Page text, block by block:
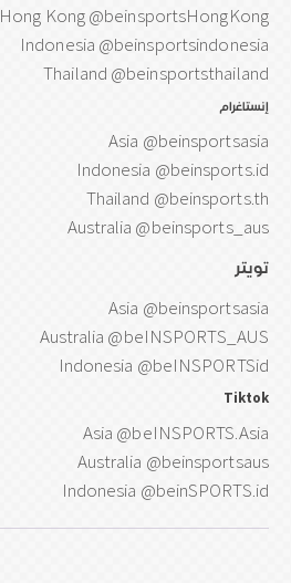
Hong Kong @beinsportsHongKong
Indonesia @beinsportsindonesia
Thailand @beinsportsthailand
إنستاغرام
Asia @beinsportsasia
Indonesia @beinsports.id
Thailand @beinsports.th
Australia @beinsports_aus
تويتر
Asia @beinsportsasia
Australia @beINSPORTS_AUS
Indonesia @beINSPORTSid
Tiktok
Asia @beINSPORTS.Asia
Australia @beinsportsaus
Indonesia @beinSPORTS.id